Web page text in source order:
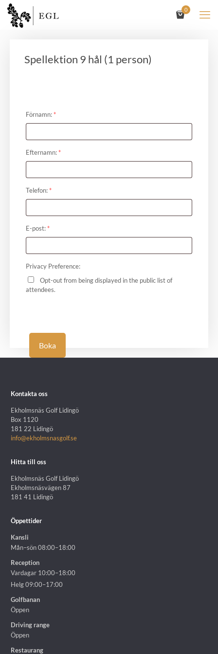
0
Spellektion 9 hål (1 person)
Förnamn:*
Efternamn:*
Telefon:*
E-post:*
Privacy Preference:
Opt-out from being displayed in the public list of
attendees.
Boka
Kontakta oss
Ekholmsnäs Golf Lidingö
Box 1120
181 22 Lidingö
info@ekholmsnasgolf.se
Hitta till oss
Ekholmsnäs Golf Lidingö
Ekholmsnäsvägen 87
181 41 Lidingö
Öppettider
Kansli
Mån–sön 08:00–18:00
Reception
Vardagar 10:00–18:00
Helg 09:00–17:00
Golfbanan
Öppen
Driving range
Öppen
Restaurang